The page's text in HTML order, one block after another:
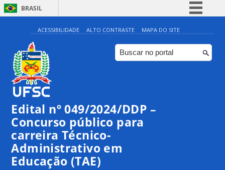
BRASIL
Simplifique!
Comunica BR
Participe
Canais
ACESSIBILIDADE ALTO CONTRASTE MAPA DO SITE
Edital nº 049/2024/DDP –
Concurso público para
carreira Técnico-
Administrativo em
Educação (TAE)